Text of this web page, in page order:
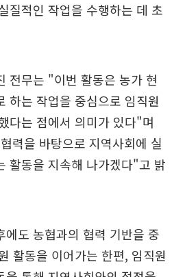
질적인 작업을 수행하는 데 초
전무는 "이번 활동은 농가 현
하는 작업을 중심으로 임직원
다는 점에서 의미가 있다"며
력을 바탕으로 지역사회에 실
활동을 지속해 나가겠다"고 밝
에도 농협과의 협력 기반을 중
활동을 이어가는 한편, 임직원